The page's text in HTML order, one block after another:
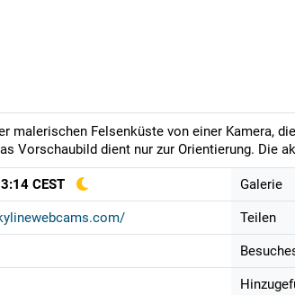
malerischen Felsenküste von einer Kamera,
Vorschaubild dient nur zur Orientierung. Die
CEST Galerie
Teilen